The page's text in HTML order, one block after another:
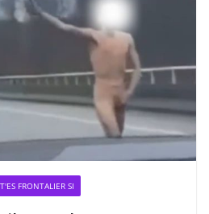
T'ES FRONTALIER SI